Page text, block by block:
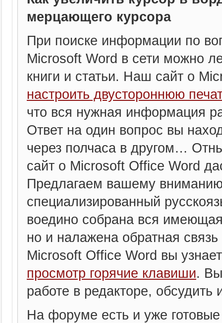
мерцающего курсора
При поиске информации по
Microsoft Word в сети можно
книги и статьи. Наш сайт о
настроить двустороннюю
что вся нужная информация
Ответ на один вопрос вы
через полчаса в другом…
сайт о Microsoft Office Word
Предлагаем вашему
специализированный
воедино собрана вся
но и налажена обратная
Microsoft Office Word вы
просмотр горячие клавиши.
работе в редакторе,
На форуме есть и уже